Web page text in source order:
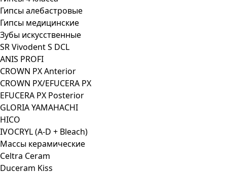
Гипсы алебастровые
Гипсы медицинские
Зубы искусственные
SR Vivodent S DCL
ANIS PROFI
CROWN PX Anterior
CROWN PX/EFUCERA PX
EFUCERA PX Posterior
GLORIA YAMAHACHI
HICO
IVOCRYL (A-D + Bleach)
Массы керамические
Celtra Ceram
Duceram Kiss